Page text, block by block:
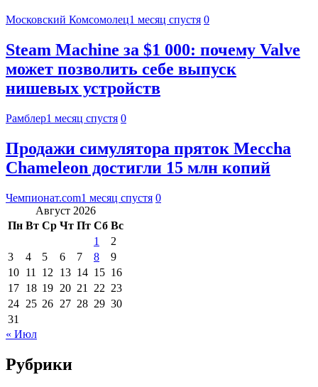
Московский Комсомолец1 месяц спустя 0
Steam Machine за $1 000: почему Valve
может позволить себе выпуск
нишевых устройств
Рамблер1 месяц спустя 0
Продажи симулятора пряток Meccha
Chameleon достигли 15 млн копий
Чемпионат.com1 месяц спустя 0
Август 2026
Пн Вт Ср Чт Пт Сб Вс
1
2
3
4 5 6 7 8
9
10 11 12 13 14 15 16
17 18 19 20 21 22 23
24 25 26 27 28 29 30
31
« Июл
Рубрики